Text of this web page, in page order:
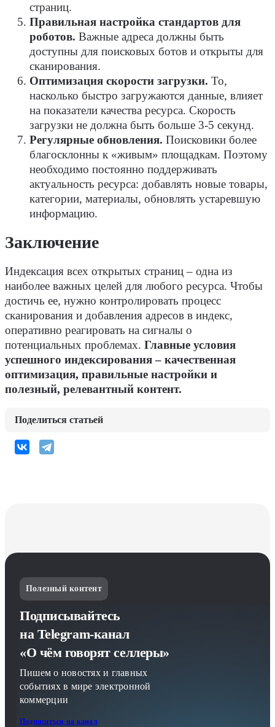
страниц.
Правильная настройка стандартов для
роботов. Важные адреса должны быть
доступны для поисковых ботов и открыты для
сканирования.
Оптимизация скорости загрузки. То,
насколько быстро загружаются данные, влияет
на показатели качества ресурса. Скорость
загрузки не должна быть больше 3-5 секунд.
Регулярные обновления. Поисковики более
благосклонны к «живым» площадкам. Поэтому
необходимо постоянно поддерживать
актуальность ресурса: добавлять новые товары,
категории, материалы, обновлять устаревшую
информацию.
Заключение
Индексация всех открытых страниц – одна из
наиболее важных целей для любого ресурса. Чтобы
достичь ее, нужно контролировать процесс
сканирования и добавления адресов в индекс,
оперативно реагировать на сигналы о
потенциальных проблемах. Главные условия
успешного индексирования – качественная
оптимизация, правильные настройки и
полезный, релевантный контент.
Поделиться статьей
Полезный контент
Подписывайтесь
на Telegram-канал
«О чём говорят селлеры»
Пишем о новостях и главных
событиях в мире электронной
коммерции
Подписаться на канал